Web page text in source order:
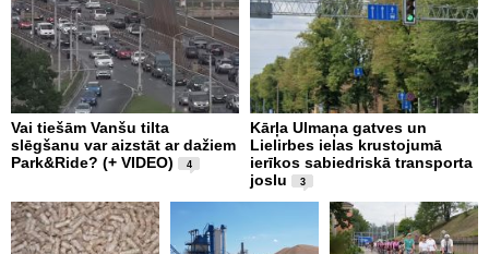
Vai tiešām Vanšu tilta
slēgšanu var aizstāt ar dažiem
Park&Ride? (+ VIDEO)
4
Kārļa Ulmaņa gatves un
Lielirbes ielas krustojumā
ierīkos sabiedriskā transporta
joslu
3